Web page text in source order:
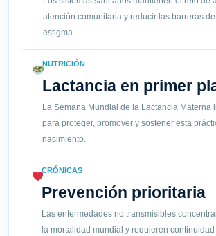
atención comunitaria y reducir las barreras de
estigma.
NUTRICIÓN
Lactancia en primer
La Semana Mundial de la Lactancia Materna
para proteger, promover y sostener esta
nacimiento.
CRÓNICAS
Prevención prioritaria
Las enfermedades no transmisibles
la mortalidad mundial y requieren